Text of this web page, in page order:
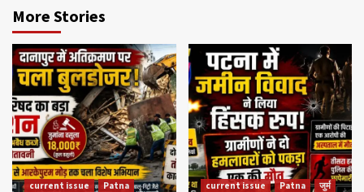
More Stories
current issue
Patna
current issue Patna
जुर्म